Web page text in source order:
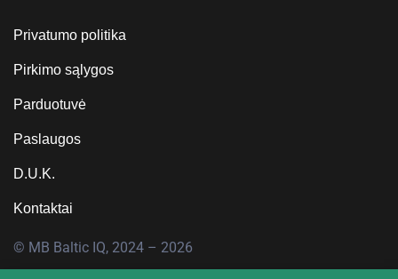
Privatumo politika
Pirkimo sąlygos
Parduotuvė
Paslaugos
D.U.K.
Kontaktai
© MB Baltic IQ, 2024 – 2026